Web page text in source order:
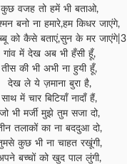
कुछ वजह तो हमें भी बताओ,
बनो ना हमारे,हम किधर जाएंगे,
को कैसे बताएं,सुन के मर जाएंगे|3
गांव में देख अब भी हँसी हूँ,
तीस की भी अभी ना हुयी हूँ,
देख ले ये ज़माना बुरा है,
साथ में चार बिटियाँ नादाँ हैं,
जो भी मर्जी मुझे तुम सजा दो,
तलाकों का ना बददुआ दो,
कुछ भी ना चाहत रखूंगी,
बच्चों को खुद पाल लुंगी,